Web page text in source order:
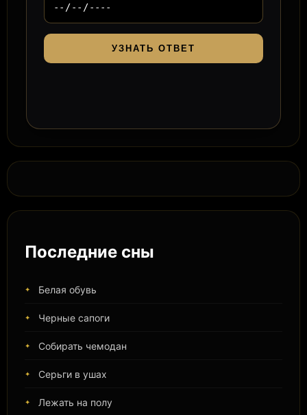
УЗНАТЬ ОТВЕТ
Последние сны
Белая обувь
Черные сапоги
Собирать чемодан
Серьги в ушах
Лежать на полу